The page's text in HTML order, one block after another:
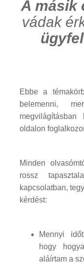
A másik
vádak
Ebbe a
belemenni,
oldalon
Minden
rossz
kapcsolatban,
kérdést:
Mennyi
hogy
aláírtam a